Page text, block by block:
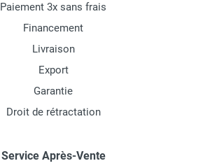
Paiement 3x sans frais
Financement
Livraison
Export
Garantie
Droit de rétractation
Service Après-Vente